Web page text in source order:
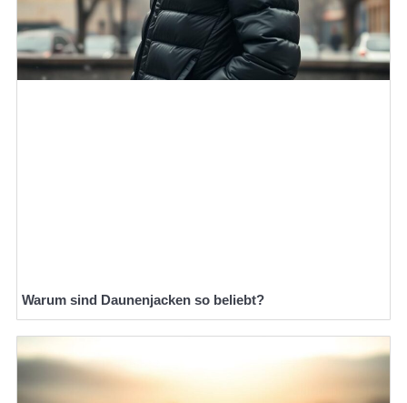
Warum sind Daunenjacken so beliebt?